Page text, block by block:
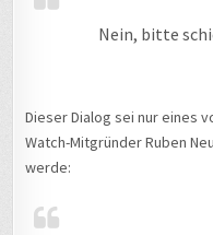
Nein, bitte
Dieser Dialog sei nur eines
Watch-Mitgründer Ruben
werde: